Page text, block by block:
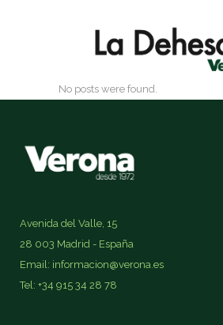
No posts were found.
Avenida del Valle, 15
28 003 Madrid - España
Email: informacion@verona.es
Tel: +34 915 34 28 78